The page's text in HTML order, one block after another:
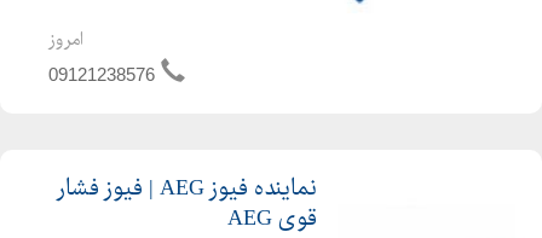
Sensor تجهیزات کالیبراسیون بنتلی نوادا
امروز
09121238576
نماینده فیوز AEG | فیوز فشار
قوی AEG